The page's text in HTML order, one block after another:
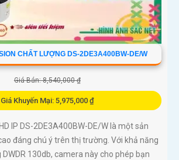
CHẤT LƯỢNG DS-2DE3A400BW-DE/W
Giá Bán: 8,540,000 ₫
Giá Khuyến Mại: 5,975,000 ₫
IP DS-2DE3A400BW-DE/W là một sản
đáng chú ý trên thị trường. Với khả năng
130db, camera này cho phép bạn